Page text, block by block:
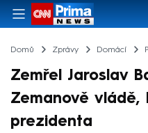
Domů Zprávy Domácí
Zemřel Jaroslav
Zemanově vládě,
prezidenta